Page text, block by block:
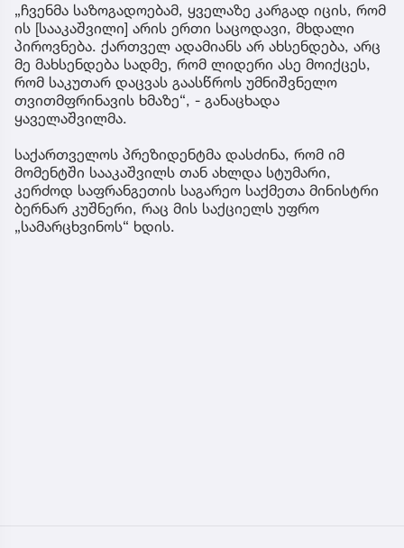
„ჩვენმა საზოგადოებამ, ყველაზე კარგად იცის, რომ
ის [სააკაშვილი] არის ერთი საცოდავი, მხდალი
პიროვნება. ქართველ ადამიანს არ ახსენდება, არც
მე მახსენდება სადმე, რომ ლიდერი ასე მოიქცეს,
რომ საკუთარ დაცვას გაასწროს უმნიშვნელო
თვითმფრინავის ხმაზე“, - განაცხადა
ყაველაშვილმა.
საქართველოს პრეზიდენტმა დასძინა, რომ იმ
მომენტში სააკაშვილს თან ახლდა სტუმარი,
კერძოდ საფრანგეთის საგარეო საქმეთა მინისტრი
ბერნარ კუშნერი, რაც მის საქციელს უფრო
„სამარცხვინოს“ ხდის.